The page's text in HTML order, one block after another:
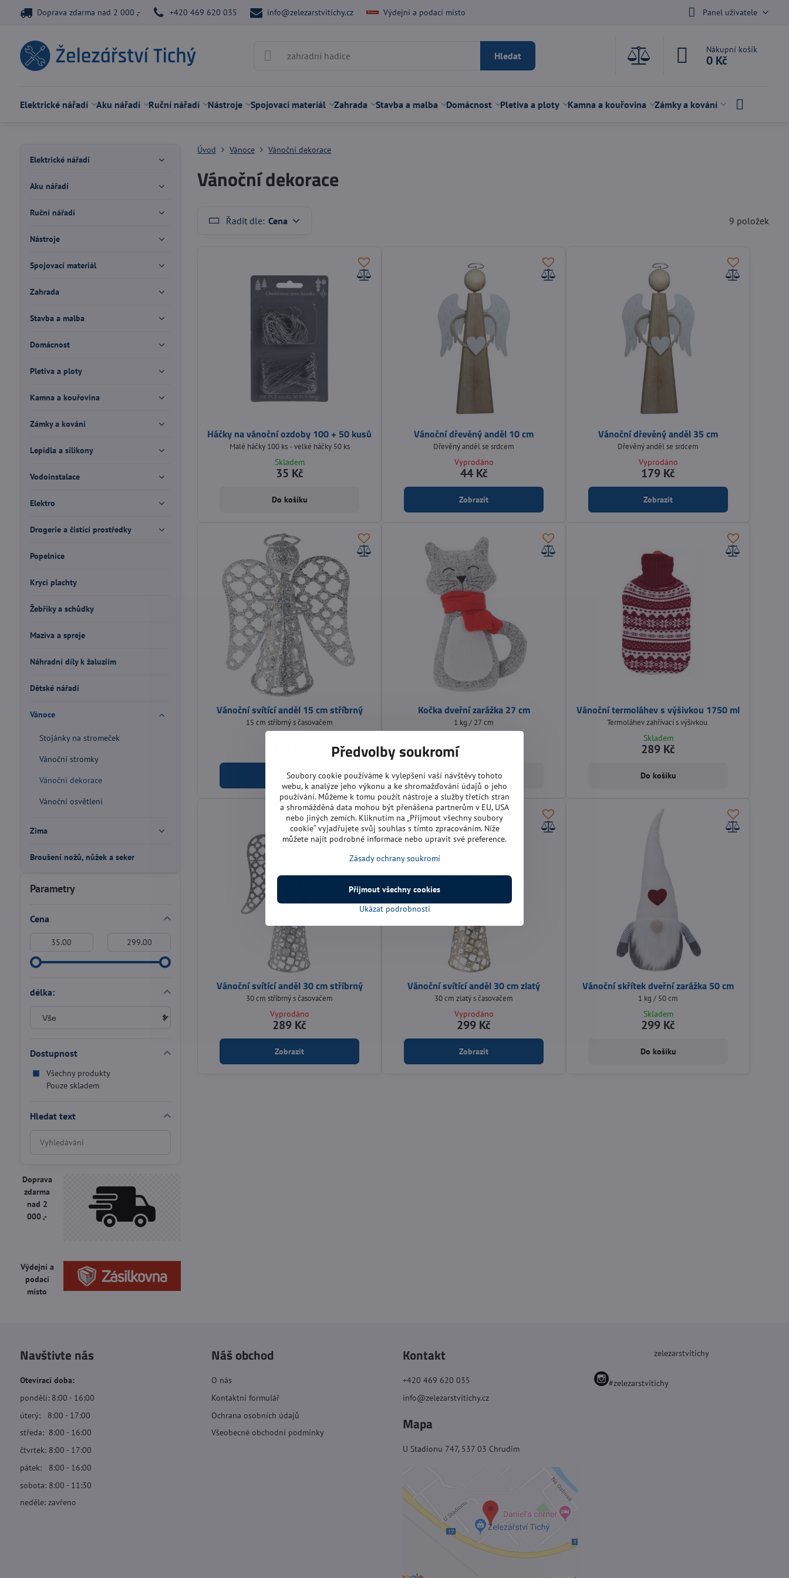
Doprava zdarma nad 2 000 ,- +420 469 620 035 info@zelezarstvitichy.cz Výdejní a podací místo Panel uživatele
Hledat
Nákupní košík
0 Kč
Elektrické nářadí Aku nářadí Ruční nářadí Nástroje Spojovací materiál Zahrada Stavba a malba Domácnost Pletiva a ploty Kamna a kouřovina Zámky a kování
Úvod Vánoce Vánoční dekorace
Vánoční dekorace
Řadit dle: Cena 9 položek
Háčky na vánoční ozdoby 100 + 50 kusů
Malé háčky 100 ks - velké háčky 50 ks
Skladem
35 Kč
Do košíku
Vánoční dřevěný anděl 10 cm
Dřevěný anděl se srdcem
Vyprodáno
44 Kč
Zobrazit
Vánoční dřevěný anděl 35 cm
Dřevěný anděl se srdcem
Vyprodáno
179 Kč
Zobrazit
Vánoční svítící anděl 15 cm stříbrný
15 cm stříbrný s časovačem
Zobrazit
Kočka dveřní zarážka 27 cm
1 kg / 27 cm
199 Kč
Do košíku
Vánoční termoláhev s výšivkou 1750 ml
Termoláhev zahřívací s výšivkou.
Skladem
289 Kč
Do košíku
Vánoční svítící anděl 30 cm stříbrný
30 cm stříbrný s časovačem
Vyprodáno
289 Kč
Zobrazit
Vánoční svítící anděl 30 cm zlatý
30 cm zlatý s časovačem
Vyprodáno
299 Kč
Zobrazit
Vánoční skřítek dveřní zarážka 50 cm
1 kg / 50 cm
Skladem
299 Kč
Do košíku
Parametry
Cena
délka:
Dostupnost
Všechny produkty
Pouze skladem
Hledat text
Prohledat
výsledky
fulltextem
Elektrické nářadí
Aku nářadí
Ruční nářadí
Nástroje
Spojovací materiál
Zahrada
Stavba a malba
Domácnost
Pletiva a ploty
Kamna a kouřovina
Zámky a kování
Lepidla a silikony
Vodoinstalace
Elektro
Drogerie a čistící prostředky
Popelnice
Krycí plachty
Žebříky a schůdky
Maziva a spreje
Náhradní díly k žaluziím
Dětské nářadí
Vánoce
Stojánky na stromeček
Vánoční stromky
Vánoční dekorace
Vánoční osvětlení
Zima
Broušení nožů, nůžek a seker
Doprava
zdarma
nad 2
000 ,-
Výdejní a
podací
místo
Navštivte nás
Otevírací doba:
pondělí: 8:00 - 16:00
úterý: 8:00 - 17:00
středa: 8:00 - 16:00
čtvrtek: 8:00 - 17:00
pátek: 8:00 - 16:00
sobota: 8:00 - 11:30
neděle: zavřeno
Náš obchod
O nás
Kontaktní formulář
Ochrana osobních údajů
Všeobecné obchodní podmínky
Kontakt
+420 469 620 035
info@zelezarstvitichy.cz
Mapa
U Stadionu 747, 537 03 Chrudim
zelezarstvitichy
#zelezarstvitichy
Předvolby soukromí
Soubory cookie používáme k vylepšení vaší návštěvy tohoto
webu, k analýze jeho výkonu a ke shromažďování údajů o jeho
používání. Můžeme k tomu použít nástroje a služby třetích stran
a shromážděná data mohou být přenášena partnerům v EU, USA
nebo jiných zemích. Kliknutím na „Přijmout všechny soubory
cookie“ vyjadřujete svůj souhlas s tímto zpracováním. Níže
můžete najít podrobné informace nebo upravit své preference.
Zásady ochrany soukromí
Ukázat podrobnosti
Přijmout všechny cookies